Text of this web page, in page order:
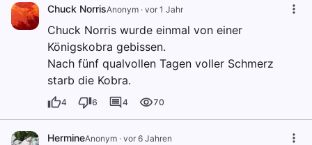
Chuck NorrisAnonym · vor 1 Jahr
Chuck Norris wurde einmal von einer
Königskobra gebissen.
Nach fünf qualvollen Tagen voller Schmerz
starb die Kobra.
4 6 4 70
HermineAnonym · vor 6 Jahren